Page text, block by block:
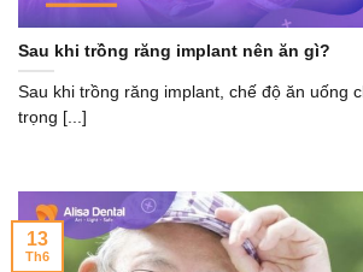
Sau khi trồng răng implant nên ăn gì?
Sau khi trồng răng implant, chế độ ăn uống
trọng [...]
13
Th6